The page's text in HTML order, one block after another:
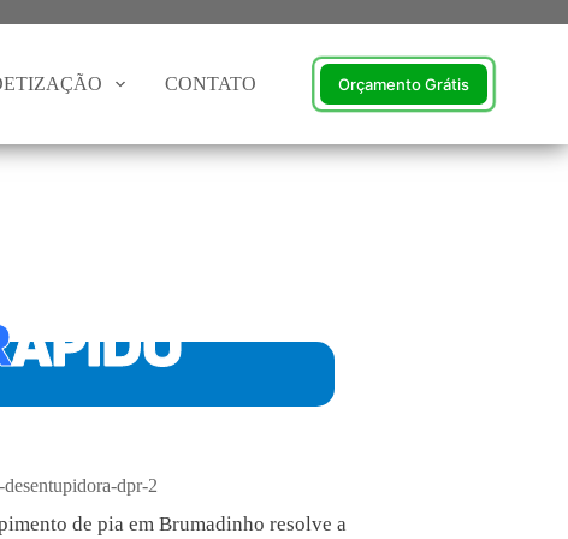
CONTATO Orçamento Grátis
ÁPIDO
tudo!
de pia em Brumadinho resolve a